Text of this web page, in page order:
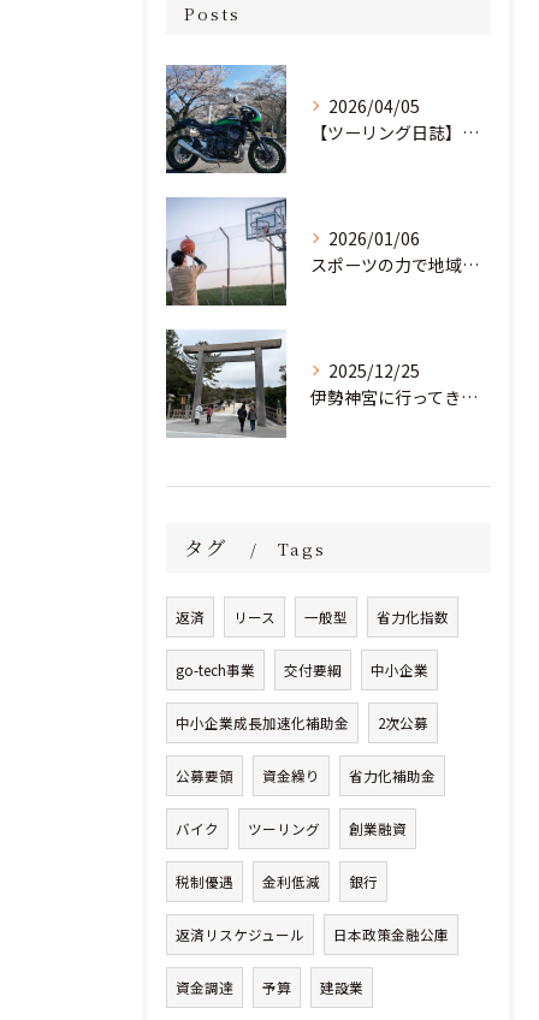
Posts
2026/04/05
【ツーリング日誌】桜満開！茨城の里山を駆け抜け、愛宕神社へ
2026/01/06
スポーツの力で地域と教育の未来を創る。部活動の「地域移行」に挑む若き起業家
2025/12/25
伊勢神宮に行ってきました！
タグ Tags
返済 リース 一般型 省力化指数
go-tech事業 交付要綱 中小企業
中小企業成長加速化補助金 2次公募
公募要領 資金繰り 省力化補助金
バイク ツーリング 創業融資
税制優遇 金利低減 銀行
返済リスケジュール 日本政策金融公庫
資金調達 予算 建設業